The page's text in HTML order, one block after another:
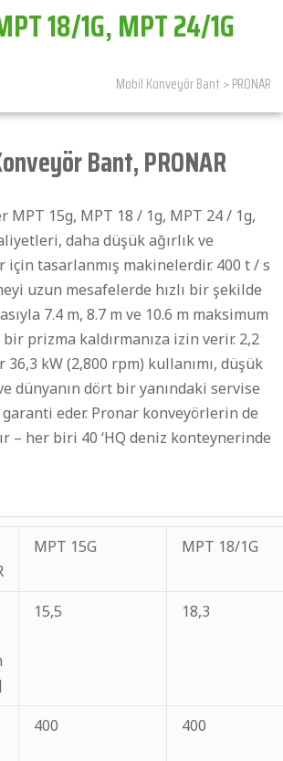
18/1G, MPT 24/1G
Mobil Konveyör Bant >PRONAR
Bant,PRONAR
15g, MPT 18 / 1g, MPT 24 / 1g,
daha düşük ağırlık ve
tasarlanmış makinelerdir. 400 t / s
uzun mesafelerde hızlı bir şekilde
7.4 m, 8.7 m ve 10.6 m maksimum
prizma kaldırmanıza izin verir. 2,2
kW (2,800 rpm) kullanımı, düşük
dünyanın dört bir yanındaki servise
eder. Pronar konveyörlerin de
– her biri 40 ‘HQ deniz konteynerinde
MPT 15G MPT 18/1G
15,5 18,3
400 400